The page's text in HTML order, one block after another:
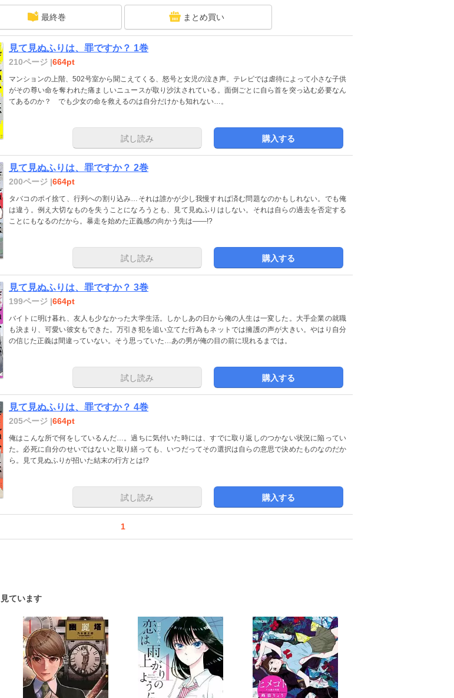
最終巻 まとめ買い
見て見ぬふりは、罪ですか？ 1巻
210ページ |664pt
マンションの上階、502号室から聞こえてくる、怒号と女児の泣き声。テレビでは虐待によって小さな子供
がその尊い命を奪われた痛ましいニュースが取り沙汰されている。面倒ごとに自ら首を突っ込む必要なん
てあるのか？ でも少女の命を救えるのは自分だけかも知れない…。
試し読み 購入する
見て見ぬふりは、罪ですか？ 2巻
200ページ |664pt
タバコのポイ捨て、行列への割り込み…それは誰かが少し我慢すれば済む問題なのかもしれない。でも俺
は違う。例え大切なものを失うことになろうとも、見て見ぬふりはしない。それは自らの過去を否定する
ことにもなるのだから。暴走を始めた正義感の向かう先は――!?
試し読み 購入する
見て見ぬふりは、罪ですか？ 3巻
199ページ |664pt
バイトに明け暮れ、友人も少なかった大学生活。しかしあの日から俺の人生は一変した。大手企業の就職
も決まり、可愛い彼女もできた。万引き犯を追い立てた行為もネットでは擁護の声が大きい。やはり自分
の信じた正義は間違っていない。そう思っていた…あの男が俺の目の前に現れるまでは。
試し読み 購入する
見て見ぬふりは、罪ですか？ 4巻
205ページ |664pt
俺はこんな所で何をしているんだ…。過ちに気付いた時には、すでに取り返しのつかない状況に陥ってい
た。必死に自分のせいではないと取り繕っても、いつだってその選択は自らの意思で決めたものなのだか
ら。見て見ぬふりが招いた結末の行方とは!?
試し読み 購入する
1
ています